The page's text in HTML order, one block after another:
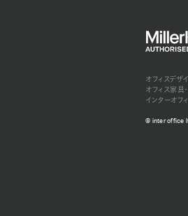
オフィスデザ
オフィス家具
インターオフ
© inter office